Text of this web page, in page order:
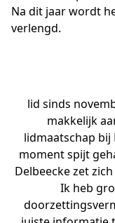
Na dit jaar wordt
verlengd.
lid sinds
makkelijk
lidmaatschap
moment spijt
Delbeecke zet
Ik heb